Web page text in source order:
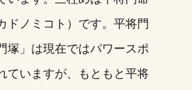
ドノミコト）です。平将門
塚」は現在ではパワースポ
ていますが、もともと平将